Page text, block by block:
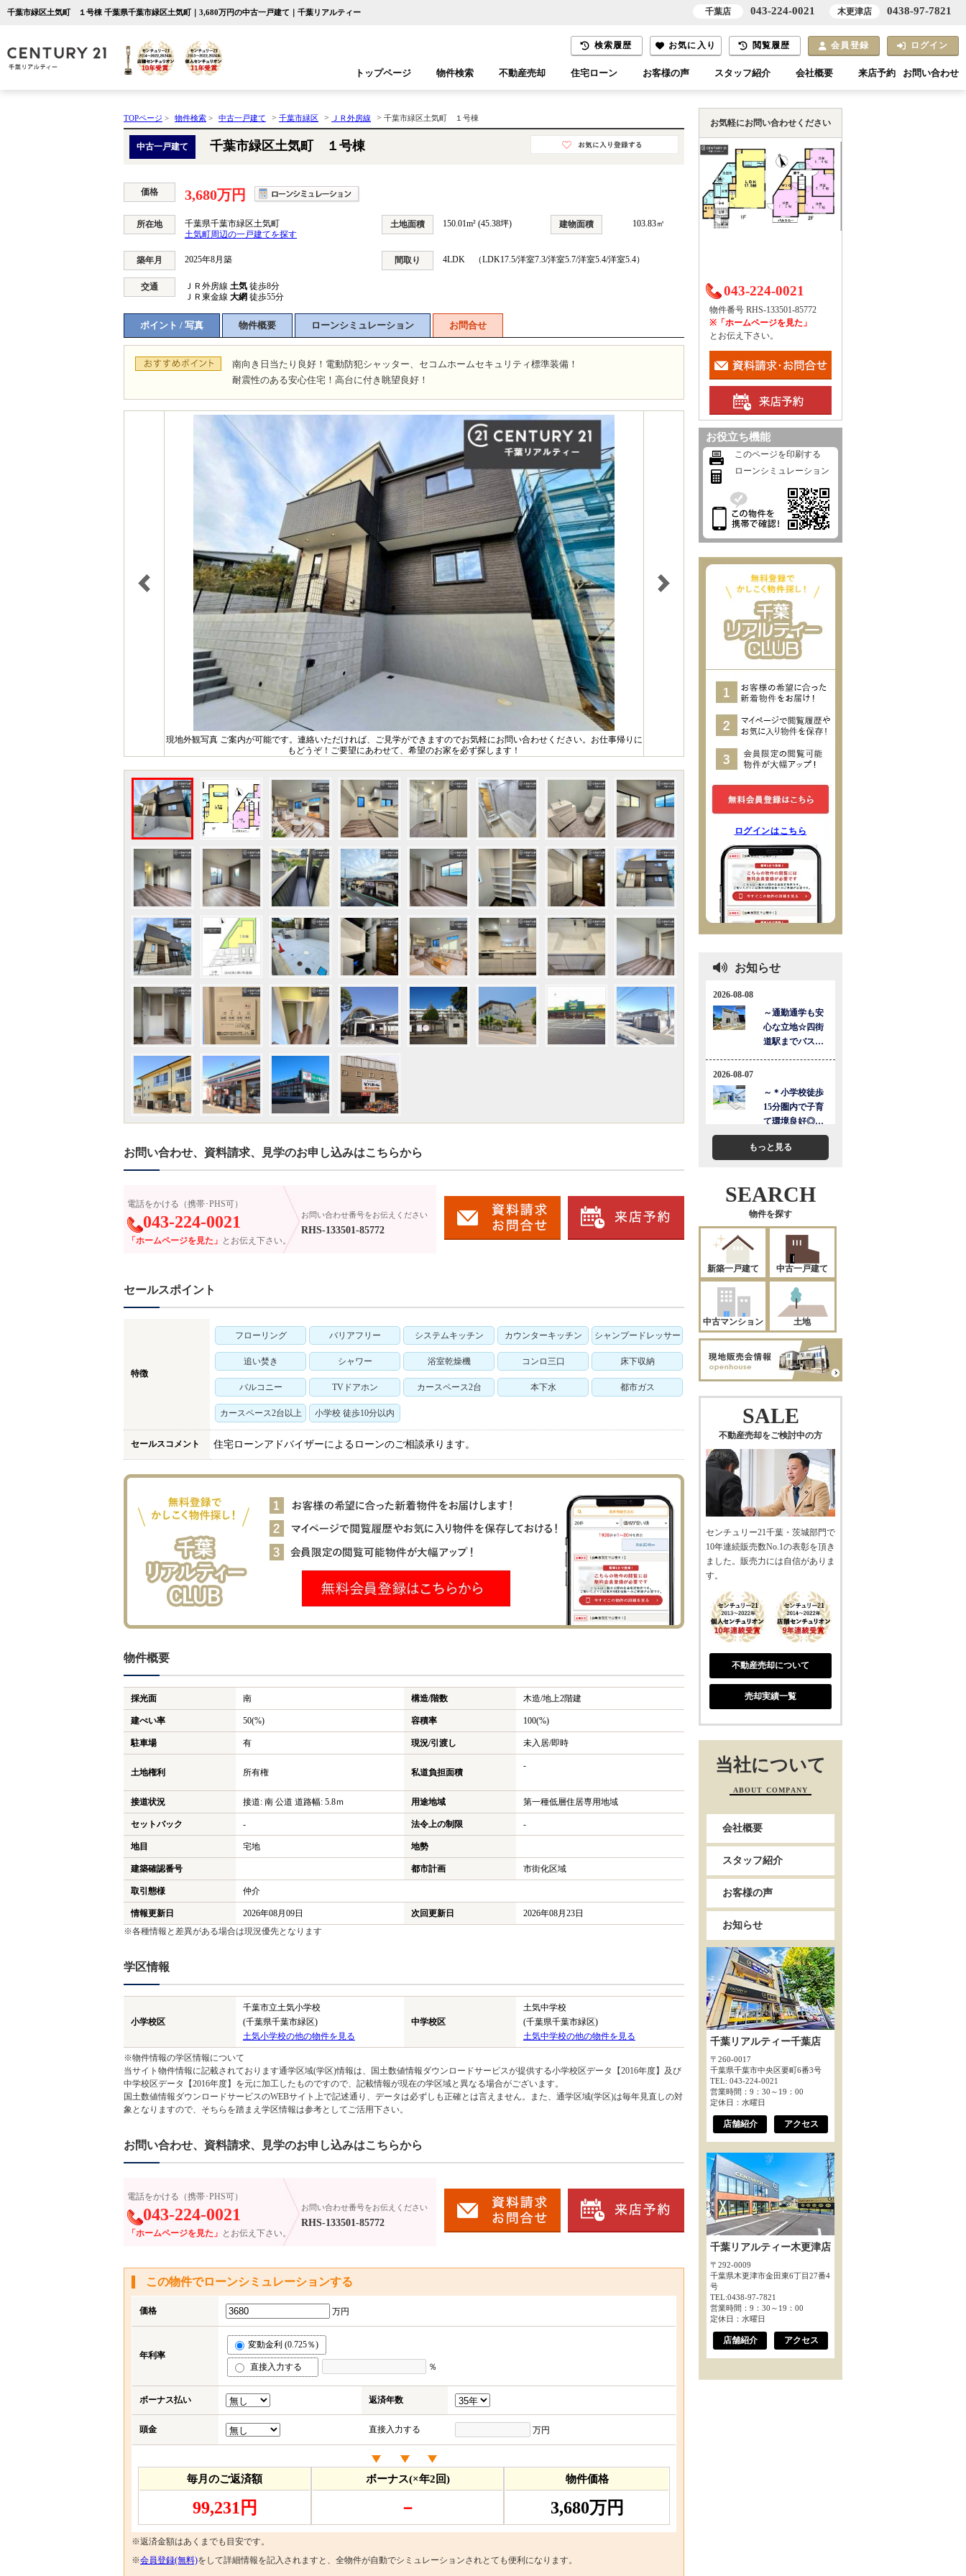
千葉市緑区土気町 １号棟 千葉県千葉市緑区土気町｜3,680万円の中古一戸建て｜千葉リアルティー
検索履歴 お気に入り 閲覧履歴 会員登録 ログイン
トップページ 物件検索
千葉エリア 木更津エリア
不動産売却 住宅ローン お客様の声 スタッフ紹介 会社概要 来店予約 お問い合わせ
TOPページ > 物件検索 > 中古一戸建て > 千葉市緑区 > ＪＲ外房線 > 千葉市緑区土気町 １号棟
中古一戸建て 千葉市緑区土気町 １号棟
価格 3,680万円
所在地
千葉県千葉市緑区土気町
土気町周辺の一戸建てを探す
土地面積 150.01m² (45.38坪) 建物面積 103.83㎡
築年月 2025年8月築 間取り 4LDK （LDK17.5/洋室7.3/洋室5.7/洋室5.4/洋室5.4）
交通 ＪＲ外房線 土気 徒歩8分
ＪＲ東金線 大網 徒歩55分
ポイント / 写真 物件概要 ローンシミュレーション お問合せ
南向き日当たり良好！電動防犯シャッター、セコムホームセキュリティ標準装備！
耐震性のある安心住宅！高台に付き眺望良好！
現地外観写真 ご案内が可能です。連絡いただければ、ご見学ができますのでお気軽にお問い合わせください。お仕事帰りに
もどうぞ！ご要望にあわせて、希望のお家を必ず探します！
お問い合わせ、資料請求、見学のお申し込みはこちらから
電話をかける（携帯･PHS可）
043-224-0021
「ホームページを見た」 とお伝え下さい。
お問い合わせ番号をお伝えください
RHS-133501-85772
セールスポイント
特徴
フローリング バリアフリー システムキッチン カウンターキッチン シャンプードレッサー
追い焚き シャワー 浴室乾燥機 コンロ三口 床下収納
バルコニー TVドアホン カースペース2台 本下水 都市ガス
カースペース2台以上 小学校 徒歩10分以内
セールスコメント 住宅ローンアドバイザーによるローンのご相談承ります。
物件概要
採光面 南 構造/階数 木造/地上2階建
建ぺい率 50(%) 容積率 100(%)
駐車場 有 現況/引渡し 未入居/即時
土地権利 所有権 私道負担面積
-
接道状況 接道: 南 公道 道路幅: 5.8ｍ 用途地域 第一種低層住居専用地域
セットバック - 法令上の制限 -
地目 宅地 地勢
建築確認番号 都市計画 市街化区域
取引態様 仲介
情報更新日 2026年08月09日 次回更新日
2026年08月23日
※各種情報と差異がある場合は現況優先となります
学区情報
小学校区
千葉市立土気小学校
(千葉県千葉市緑区)
土気小学校の他の物件を見る
中学校区
土気中学校
(千葉県千葉市緑区)
土気中学校の他の物件を見る
※物件情報の学区情報について
当サイト物件情報に記載されております通学区域(学区)情報は、国土数値情報ダウンロードサービスが提供する小学校区データ【2016年度】及び
中学校区データ【2016年度】を元に加工したものですので、記載情報が現在の学区域と異なる場合がございます。
国土数値情報ダウンロードサービスのWEBサイト上で記述通り、データは必ずしも正確とは言えません。また、通学区域(学区)は毎年見直しの対
象となりますので、そちらを踏まえ学区情報は参考としてご活用下さい。
お問い合わせ、資料請求、見学のお申し込みはこちらから
電話をかける（携帯･PHS可）
043-224-0021
「ホームページを見た」 とお伝え下さい。
お問い合わせ番号をお伝えください
RHS-133501-85772
この物件でローンシミュレーションする
価格 万円
年利率
変動金利 (0.725％)
直接入力する ％
ボーナス払い 返済年数
頭金 直接入力する 万円
毎月のご返済額
99,231円
ボーナス(×年2回)
－
物件価格
3,680万円
※返済金額はあくまでも目安です。
※会員登録(無料)をして詳細情報を記入されますと、全物件が自動でシミュレーションされとても便利になります。
お気軽にお問い合わせください
043-224-0021
物件番号 RHS-133501-85772
※「ホームページを見た」
とお伝え下さい。
お役立ち機能
このページを印刷する
ローンシミュレーション
ログインはこちら
お知らせ
もっと見る
SEARCH
物件を探す
新築一戸建て 中古一戸建て
中古マンション 土地
SALE
不動産売却をご検討中の方
センチュリー21千葉・茨城部門で
10年連続販売数No.1の表彰を頂き
ました。販売力には自信がありま
す。
不動産売却について
売却実績一覧
当社について
ABOUT COMPANY
会社概要
スタッフ紹介
お客様の声
お知らせ
千葉リアルティー千葉店
〒260-0017
千葉県千葉市中央区要町6番3号
TEL: 043-224-0021
営業時間：9：30～19：00
定休日：水曜日
店舗紹介 アクセス
千葉リアルティー木更津店
〒292-0009
千葉県木更津市金田東6丁目27番4
号
TEL:0438-97-7821
営業時間：9：30～19：00
定休日：水曜日
店舗紹介 アクセス
千葉店 043-224-0021 木更津店 0438-97-7821